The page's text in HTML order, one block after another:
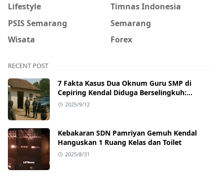
Lifestyle
Timnas Indonesia
PSIS Semarang
Semarang
Wisata
Forex
RECENT POST
7 Fakta Kasus Dua Oknum Guru SMP di
Cepiring Kendal Diduga Berselingkuh:
Kronologi, Pengakuan, hingga Sanksi
2025/9/12
Kebakaran SDN Pamriyan Gemuh Kendal
Hanguskan 1 Ruang Kelas dan Toilet
2025/8/31